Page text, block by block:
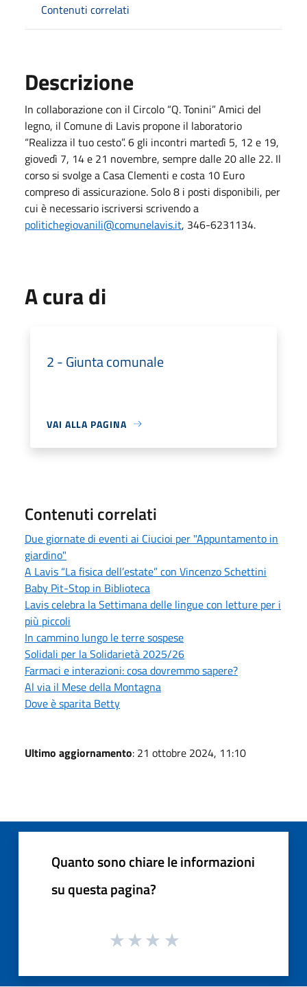
Contenuti correlati
Descrizione
In collaborazione con il Circolo “Q. Tonini” Amici del
legno, il Comune di Lavis propone il laboratorio
“Realizza il tuo cesto”. 6 gli incontri martedì 5, 12 e 19,
giovedì 7, 14 e 21 novembre, sempre dalle 20 alle 22. Il
corso si svolge a Casa Clementi e costa 10 Euro
compreso di assicurazione. Solo 8 i posti disponibili, per
cui è necessario iscriversi scrivendo a
politichegiovanili@comunelavis.it, 346-6231134.
A cura di
2 - Giunta comunale
VAI ALLA PAGINA
Contenuti correlati
Due giornate di eventi ai Ciucioi per "Appuntamento in
giardino"
A Lavis “La fisica dell’estate” con Vincenzo Schettini
Baby Pit-Stop in Biblioteca
Lavis celebra la Settimana delle lingue con letture per i
più piccoli
In cammino lungo le terre sospese
Solidali per la Solidarietà 2025/26
Farmaci e interazioni: cosa dovremmo sapere?
Al via il Mese della Montagna
Dove è sparita Betty
Ultimo aggiornamento: 21 ottobre 2024, 11:10
Quanto sono chiare le informazioni
su questa pagina?